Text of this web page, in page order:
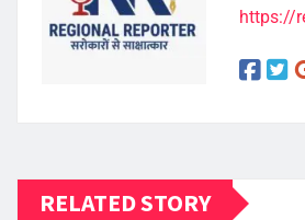
https://
RELATED STORY